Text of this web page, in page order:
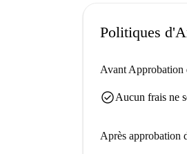
Politiques
Avant Approbation
check_circleAucun frais ne
Après approbation